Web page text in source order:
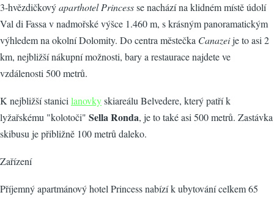
3-hvězdičkovýaparthotel Princessse nachází na klidném místě údolí
Val di Fassa v nadmořské výšce 1.460 m, s krásným panoramatickým
výhledem na okolní Dolomity. Do centra městečka Canazeije to asi 2
km, nejbližší nákupní možnosti, bary a restaurace najdete ve
vzdálenosti 500 metrů.
K nejbližší stanici lanovkyskiareálu Belvedere, který patří k
lyžařskému "kolotoči" Sella Ronda, je to také asi 500 metrů. Zastávka
skibusu je přibližně 100 metrů daleko.
Zařízení
Příjemný apartmánový hotel Princess nabízí k ubytování celkem 65